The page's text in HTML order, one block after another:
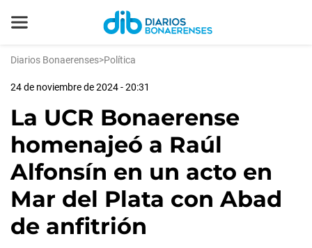
Diarios Bonaerenses>Política
24 de noviembre de 2024 - 20:31
La UCR Bonaerense
homenajeó a Raúl
Alfonsín en un acto en
Mar del Plata con Abad
de anfitrión